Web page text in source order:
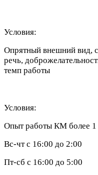
Условия:
Опрятный внешний вид,
речь,
темп работы
Условия:
Опыт работы КМ более 1
Вс-чт с 16:00 до 2:00
Пт-сб с 16:00 до 5:00